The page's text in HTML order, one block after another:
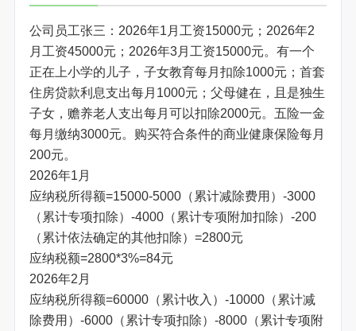
公司员工张三：2026年1月工资15000元；2026年2
月工资45000元；2026年3月工资15000元。有一个
正在上小学的儿子，子女教育每月扣除1000元；首套
住房贷款利息支出每月1000元；父母健在，且是独生
子女，赡养老人支出每月可以扣除2000元。五险一金
每月缴纳3000元。购买符合条件的商业健康保险每月
200元。
2026年1月
应纳税所得额=15000-5000（累计减除费用）-3000
（累计专项扣除）-4000（累计专项附加扣除）-200
（累计依法确定的其他扣除）=2800元
应纳税额=2800*3%=84元
2026年2月
应纳税所得额=60000（累计收入）-10000（累计减
除费用）-6000（累计专项扣除）-8000（累计专项附